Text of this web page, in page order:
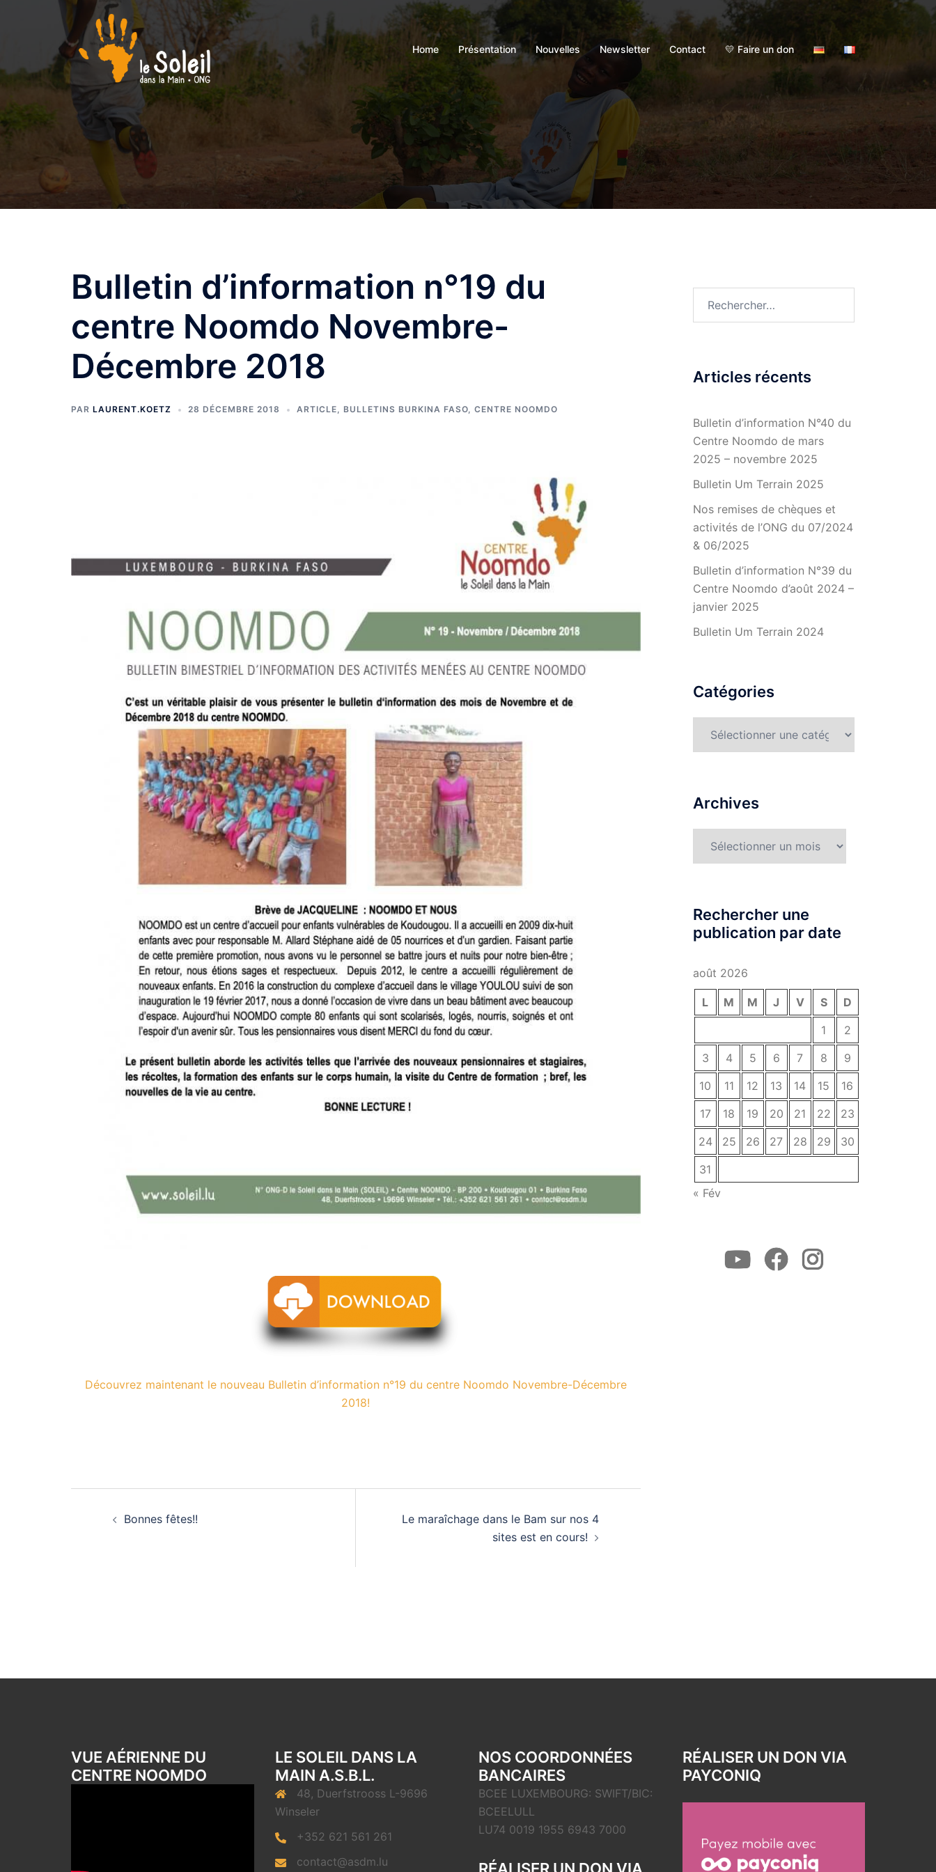
Home Présentation Nouvelles Newsletter Contact 💛 Faire un don
Bulletin d’information n°19 du
centre Noomdo Novembre-
Décembre 2018
PAR LAURENT.KOETZ 28 DÉCEMBRE 2018 ARTICLE, BULLETINS BURKINA FASO, CENTRE NOOMDO
Découvrez maintenant le nouveau Bulletin d’information n°19 du centre Noomdo Novembre-Décembre
2018!
Navigation
Bonnes fêtes!!
Le maraîchage dans le Bam sur nos 4
sites est en cours!
Articles récents
Bulletin d’information N°40 du
Centre Noomdo de mars
2025 – novembre 2025
Bulletin Um Terrain 2025
Nos remises de chèques et
activités de l’ONG du 07/2024
& 06/2025
Bulletin d’information N°39 du
Centre Noomdo d’août 2024 –
janvier 2025
Bulletin Um Terrain 2024
Catégories
Archives
Rechercher une
publication par date
août 2026
L M M J V S
D
1
2
3
4 5 6 7 8
9
10
11 12 13 14 15
16
17
18 19 20 21 22
23
24
25 26 27 28 29
30
31
« Fév
YoutubeFacebookInstagram
VUE AÉRIENNE DU
CENTRE NOOMDO
LE SOLEIL DANS LA
MAIN A.S.B.L.
48, Duerfstrooss L-9696
Winseler
+352 621 561 261
contact@asdm.lu
NOS COORDONNÉES
BANCAIRES
BCEE LUXEMBOURG: SWIFT/BIC:
BCEELULL
LU74 0019 1955 6943 7000
RÉALISER UN DON VIA
PAYCONIQ